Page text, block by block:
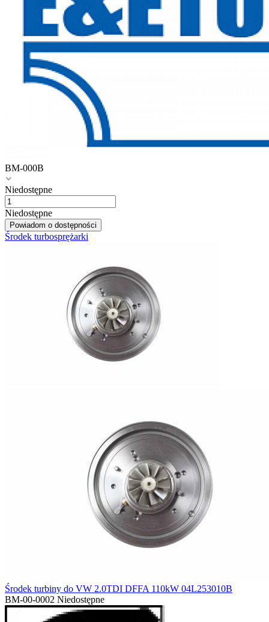
BM-000B
Niedostępne
Niedostępne
Powiadom o dostępności
Środek turbosprężarki
Środek turbiny do VW 2.0TDI DFFA 110kW 04L253010B
BM-00-0002 Niedostępne